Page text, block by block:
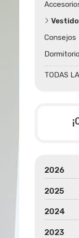
TODAS
Consejos
2026
2025
2024
2023